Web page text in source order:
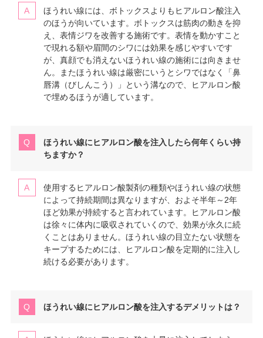
ほうれい線には、ボトックスよりもヒアルロン酸注入
のほうが向いています。ボトックスは筋肉の動きを抑
え、表情ジワを改善する施術です。表情を動かすこと
で現れる額や眉間のシワには効果を感じやすいです
が、真顔でも消えないほうれい線の施術には向きませ
ん。またほうれい線は厳密にいうとシワではなく「鼻
唇溝（びしんこう）」という溝なので、ヒアルロン酸
で埋めるほうが適しています。
ほうれい線にヒアルロン酸を注入したら何年くらい持
ちますか？
使用するヒアルロン酸製剤の種類やほうれい線の状態
によって持続期間は異なりますが、およそ半年～2年
ほど効果が持続すると言われています。ヒアルロン酸
は徐々に体内に吸収されていくので、効果が永久に続
くことはありません。ほうれい線の目立たない状態を
キープするためには、ヒアルロン酸を定期的に注入し
続ける必要があります。
ほうれい線にヒアルロン酸を注入するデメリットは？